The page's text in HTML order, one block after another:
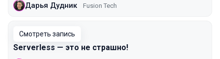
Дарья Дудник Fusion Tech
Смотреть запись
Serverless — это не страшно!